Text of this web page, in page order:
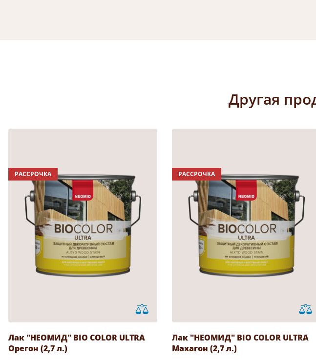
Другая
РАССРОЧКА
Лак "НЕОМИД" BIO COLOR ULTRA
Орегон (2,7 л.)
РАССРОЧКА
Лак "НЕОМИД" BIO COLOR ULTRA
Махагон (2,7 л.)